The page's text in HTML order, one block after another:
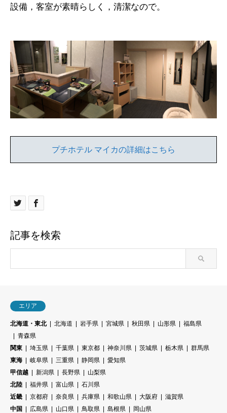
設備，客室が素晴らしく，清潔なので。
プチホテル マイカの詳細はこちら
記事を検索
エリア
北海道・東北 北海道 岩手県 宮城県 秋田県 山形県
福島県
青森県
関東
埼玉県 千葉県 東京都 神奈川県 茨城県 栃木県
群馬県
東海
岐阜県 三重県 静岡県
愛知県
甲信越
新潟県 長野県
山梨県
北陸
福井県 富山県
石川県
近畿
京都府 奈良県 兵庫県 和歌山県 大阪府
滋賀県
中国
広島県 山口県 鳥取県 島根県 岡山県